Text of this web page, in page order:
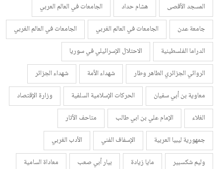
المسجد الأقصى
هشام حداد
الجامعات في العالم العربي
جامعة عدن
الجامعات في العالم الغربي
الجامعات في العالم الغربي
الدراما الفلسطينية
الاحتلال الإسرائيلي في سوريا
الروائي الجزائري الطاهر وطار
شهداء الأمة
شهداء الجزائر
معاوية بن أبي سفيان
الحركات الإسلامية السلفية
وزارة الإقتصاد
الغلاء
الإمام علي بن ابي طالب
متاحف الأثار
جمهورية ليبيا العربية
الإسفاف الفني
الأدب الغربي
وليم شكسبير
مايا زيادة بيار أبي صعب
معاداة السامية